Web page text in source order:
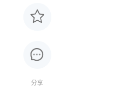
分享